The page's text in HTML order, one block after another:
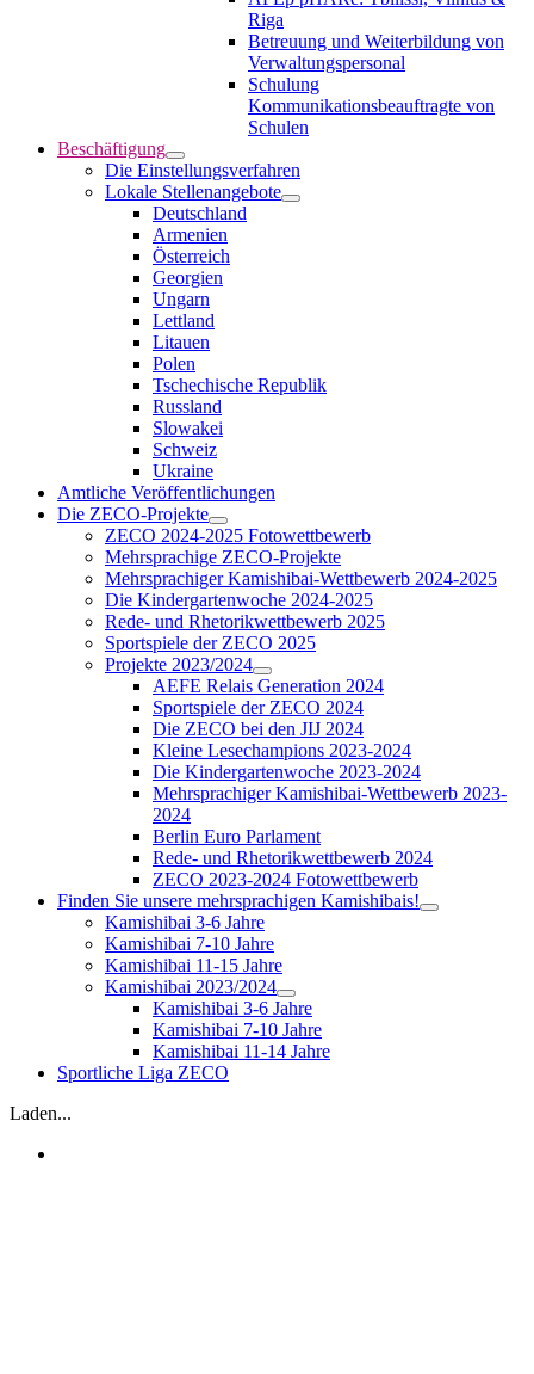
Riga
Betreuung und Weiterbildung von
Verwaltungspersonal
Schulung
Kommunikationsbeauftragte von
Schulen
Beschäftigung
Die Einstellungsverfahren
Lokale Stellenangebote
Deutschland
Armenien
Österreich
Georgien
Ungarn
Lettland
Litauen
Polen
Tschechische Republik
Russland
Slowakei
Schweiz
Ukraine
Amtliche Veröffentlichungen
Die ZECO-Projekte
ZECO 2024-2025 Fotowettbewerb
Mehrsprachige ZECO-Projekte
Mehrsprachiger Kamishibai-Wettbewerb 2024-2025
Die Kindergartenwoche 2024-2025
Rede- und Rhetorikwettbewerb 2025
Sportspiele der ZECO 2025
Projekte 2023/2024
AEFE Relais Generation 2024
Sportspiele der ZECO 2024
Die ZECO bei den JIJ 2024
Kleine Lesechampions 2023-2024
Die Kindergartenwoche 2023-2024
Mehrsprachiger Kamishibai-Wettbewerb 2023-
2024
Berlin Euro Parlament
Rede- und Rhetorikwettbewerb 2024
ZECO 2023-2024 Fotowettbewerb
Finden Sie unsere mehrsprachigen Kamishibais!
Kamishibai 3-6 Jahre
Kamishibai 7-10 Jahre
Kamishibai 11-15 Jahre
Kamishibai 2023/2024
Kamishibai 3-6 Jahre
Kamishibai 7-10 Jahre
Kamishibai 11-14 Jahre
Sportliche Liga ZECO
Laden...